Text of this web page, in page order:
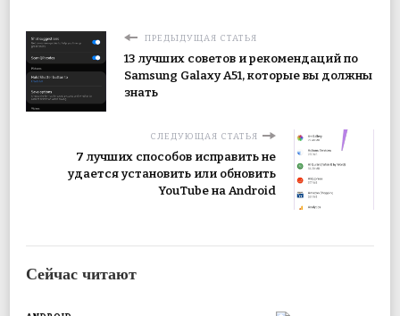
ПРЕДЫДУЩАЯ СТАТЬЯ
13 лучших советов и рекомендаций по
Samsung Galaxy A51, которые вы должны
знать
СЛЕДУЮЩАЯ СТАТЬЯ
7 лучших способов исправить не
удается установить или обновить
YouTube на Android
Сейчас читают